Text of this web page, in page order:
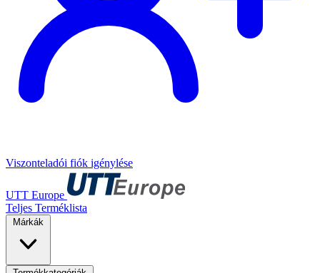
Viszonteladói fiók igénylése
UTT Europe
Teljes Terméklista
Márkák